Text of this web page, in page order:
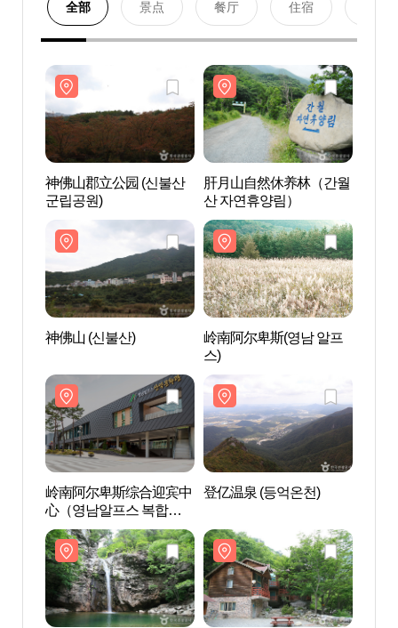
全部 景点 餐厅 住宿
神佛山郡立公园 (신불산
군립공원)
肝月山自然休养林（간월
산 자연휴양림）
神佛山 (신불산)
岭南阿尔卑斯(영남 알프
스)
岭南阿尔卑斯综合迎宾中
心（영남알프스 복합웰
컴센터）
登亿温泉 (등억온천)